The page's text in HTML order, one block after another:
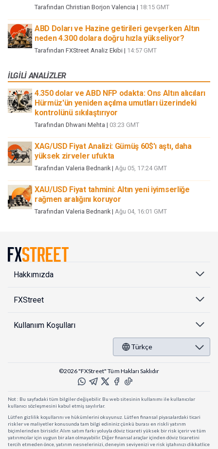
Tarafından Christian Borjon Valencia | 18:15 GMT
ABD Doları ve Hazine getirileri gevşerken Altın
neden 4.300 dolara doğru hızla yükseliyor?
Tarafından FXStreet Analiz Ekibi | 14:57 GMT
İLGILI ANALIZLER
4.350 dolar ve ABD NFP odakta: Ons Altın alıcıları
Hürmüz'ün yeniden açılma umutları üzerindeki
kontrolünü sıkılaştırıyor
Tarafından Dhwani Mehta | 03:23 GMT
XAG/USD Fiyat Analizi: Gümüş 60$'ı aştı, daha
yüksek zirveler ufukta
Tarafından Valeria Bednarik | Ağu 05, 17:24 GMT
XAU/USD Fiyat tahmini: Altın yeni iyimserliğe
rağmen aralığını koruyor
Tarafından Valeria Bednarik | Ağu 04, 16:01 GMT
Hakkımızda
FXStreet
Kullanıım Koşulları
Türkçe
©2026 "FXStreet" Tüm Hakları Saklıdır
Not : Bu sayfadaki tüm bilgiler değişebilir. Bu web sitesinin kullanımı ile kullanıcılar
kullanıcı sözleşmesini kabul etmiş sayılırlar.
Lütfen gizlilik koşullarını ve hükümlerini okuyunuz. Lütfen finansal piyasalardaki ticari
riskler ve maliyetler konusunda tam bilgi edininiz çünkü burası en riskli yatırım
biçimlerinden birisidir. Alım satım farkı yoluyla döviz ticareti yüksek bir risk içerir ve tüm
yatırımcılar için uygun bir alan olmayabilir. Diğer finansal araçlar içinden döviz ticaretini
tercih etmeden önce, yatırım nesnelerinizi, deneyim seviyenizi ve risk iştahınızı dikkatlice